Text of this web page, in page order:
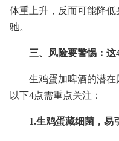
体重上升，反而可能降
驰。
三、风险要警惕：这
生鸡蛋加啤酒的潜在
以下4点需重点关注：
1.生鸡蛋藏细菌，易